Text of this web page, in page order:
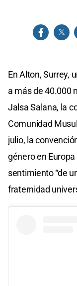
En Alton, Surrey,
a más de 40.000
Jalsa Salana, la
Comunidad
julio, la
género en
sentimiento “de
fraternidad